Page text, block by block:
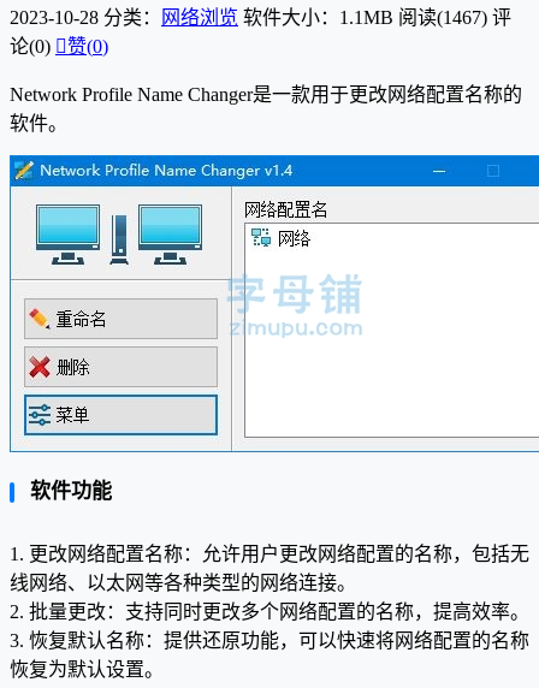
2023-10-28 分类： 网络浏览 软件大小：1.1MB 阅读(1467) 评
论(0) 赞(0)
Network Profile Name Changer是一款用于更改网络配置名称的
软件。
软件功能
1. 更改网络配置名称：允许用户更改网络配置的名称，包括无
线网络、以太网等各种类型的网络连接。
2. 批量更改：支持同时更改多个网络配置的名称，提高效率。
3. 恢复默认名称：提供还原功能，可以快速将网络配置的名称
恢复为默认设置。